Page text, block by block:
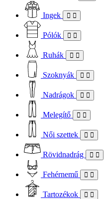
Ingek
Pólók
Ruhák
Szoknyák
Nadrágok
Melegítő
Női szettek
Rövidnadrág
Fehérnemű
Tartozékok